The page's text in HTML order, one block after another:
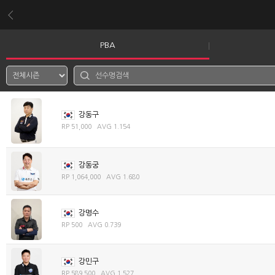
PBA
강동구
RP 51,000 AVG 1.154
강동궁
RP 1,064,000 AVG 1.680
강명수
RP 500 AVG 0.739
강민구